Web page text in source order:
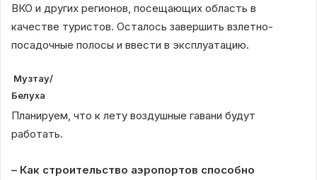
ВКО и других регионов, посещающих область в
качестве туристов. Осталось завершить взлетно-
посадочные полосы и ввести в эксплуатацию.
Музтау/
Белуха
Планируем, что к лету воздушные гавани будут
работать.
– Как строительство аэропортов способно